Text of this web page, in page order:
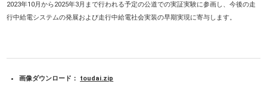
2023年10月から2025年3月まで行われる予定の公道での実証実験に参画し、今後の走
行中給電システムの発展および走行中給電社会実装の早期実現に寄与します。
画像ダウンロード： toudai.zip